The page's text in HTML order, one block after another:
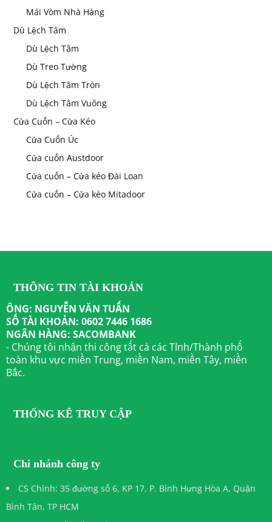
Mái Vòm Nhà Hàng
Dù Lệch Tâm
Dù Lệch Tâm
Dù Treo Tường
Dù Lệch Tâm Tròn
Dù Lệch Tâm Vuông
Cửa Cuốn – Cửa Kéo
Cửa Cuốn Úc
Cửa cuốn Austdoor
Cửa cuốn – Cửa kéo Đài Loan
Cửa cuốn – Cửa kéo Mitadoor
THÔNG TIN TÀI KHOẢN
ÔNG: NGUYỄN VĂN TUẤN
SỐ TÀI KHOẢN: 0602 7446 1686
NGÂN HÀNG: SACOMBANK
- Chúng tôi nhận thi công tất cả các Tỉnh/Thành phố
toàn khu vực miền Trung, miền Nam, miền Tây, miền
Bắc.
THỐNG KÊ TRUY CẬP
Chi nhánh công ty
CS Chính: 35 đường số 6, KP 17, P. Bình Hưng Hòa A, Quận
Bình Tân, TP HCM